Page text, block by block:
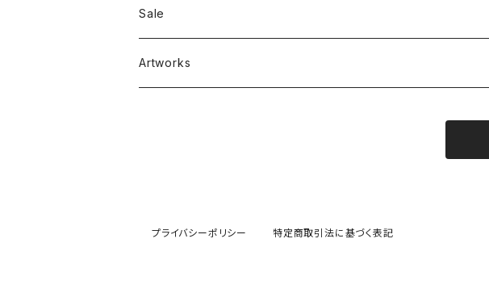
Bag & Accessories
RC SLUM / ROYALTY CLUB
雑貨
Sale
Artworks
プライバシーポリシー 特定商取引法に基づく表記